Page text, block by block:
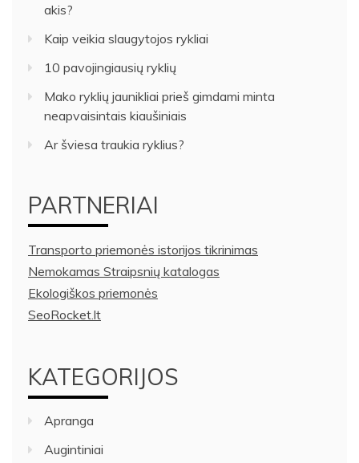
akis?
Kaip veikia slaugytojos rykliai
10 pavojingiausių ryklių
Mako ryklių jaunikliai prieš gimdami minta
neapvaisintais kiaušiniais
Ar šviesa traukia ryklius?
PARTNERIAI
Transporto priemonės istorijos tikrinimas
Nemokamas Straipsnių katalogas
Ekologiškos priemonės
SeoRocket.lt
KATEGORIJOS
Apranga
Augintiniai